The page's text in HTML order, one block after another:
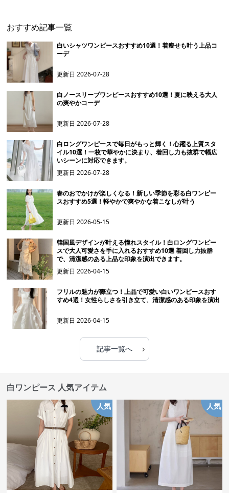
おすすめ記事一覧
白いシャツワンピースおすすめ10選！着痩せも叶う上品コ
ーデ
更新日2026-07-28
白ノースリーブワンピースおすすめ10選！夏に映える大人
の爽やかコーデ
更新日2026-07-28
白ロングワンピースで毎日がもっと輝く！心躍る上質スタ
イル10選！一枚で華やかに決まり、着回し力も抜群で幅広
いシーンに対応できます。
更新日2026-07-28
春のおでかけが楽しくなる！新しい季節を彩る白ワンピー
スおすすめ5選！軽やかで爽やかな着こなしが叶う
更新日2026-05-15
韓国風デザインが叶える憧れスタイル！白ロングワンピー
スで大人可愛さを手に入れるおすすめ10選 着回し力抜群
で、清潔感のある上品な印象を演出できます。
更新日2026-04-15
フリルの魅力が際立つ！上品で可愛い白いワンピースおす
すめ4選！女性らしさを引き立て、清潔感のある印象を演出
更新日2026-04-15
記事一覧へ ›
白ワンピース 人気アイテム
人気 人気